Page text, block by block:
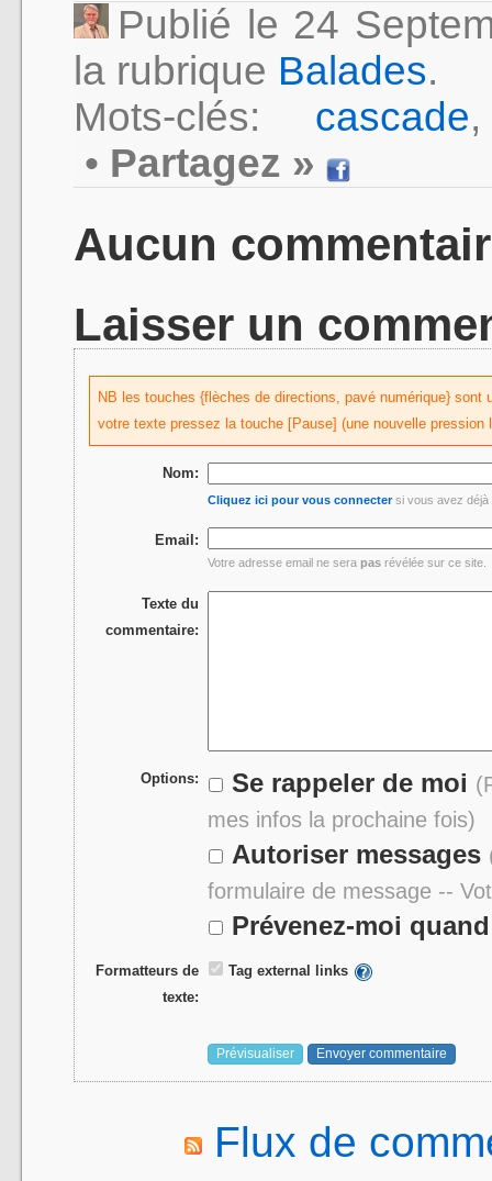
Publié le 24
la rubrique Balades.
Mots-clés: cascade
• Partagez »
Aucun
Laisser un
NB les touches {flèches de directions, pavé numérique}
votre texte pressez la touche [Pause] (une nouvelle pression
Nom:
Cliquez ici pour vous connectersi vous avez déjà
Email:
Votre adresse email ne serapas révélée sur ce site.
Texte du
commentaire:
Options: Se rappeler de moi
mes infos la prochaine fois)
Autoriser messages
formulaire de message --
Prévenez-moi
Formatteurs de
texte:
Tag external links
Flux de